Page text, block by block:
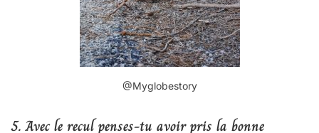
@Myglobestory
5. Avec le recul penses-tu avoir pris la bonne